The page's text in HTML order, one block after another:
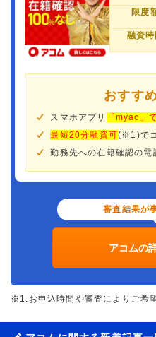
限度
融資時
おすす
スマホアプリ
「myac」
最短20分融資可(※1)で
勤務先への在籍確認の電
審査結果が
アコムの
※1.お申込時間や審査によりご希